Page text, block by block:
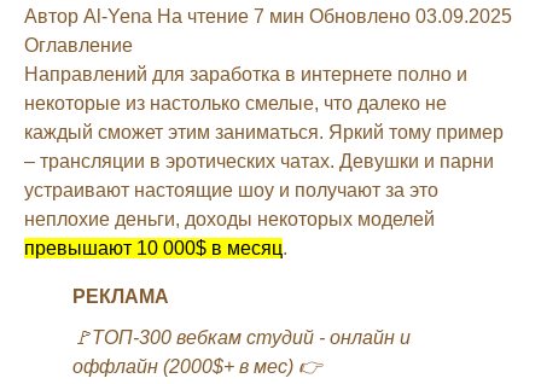
Автор Al-Yena На чтение 7 мин Обновлено 03.09.2025
Оглавление
Направлений для заработка в интернете полно и
некоторые из настолько смелые, что далеко не
каждый сможет этим заниматься. Яркий тому пример
– трансляции в эротических чатах. Девушки и парни
устраивают настоящие шоу и получают за это
неплохие деньги, доходы некоторых моделей
превышают 10 000$ в месяц.
РЕКЛАМА
🚩ТОП-300 вебкам студий - онлайн и
оффлайн (2000$+ в мес) 👉